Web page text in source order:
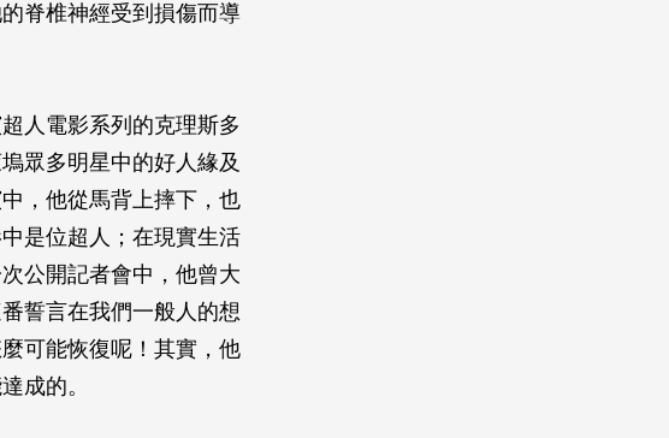
脊椎神經受到損傷而導
人電影系列的克理斯多
眾多明星中的好人緣及
，他從馬背上摔下，也
是位超人；在現實生活
公開記者會中，他曾大
誓言在我們一般人的想
可能恢復呢！其實，他
成的。